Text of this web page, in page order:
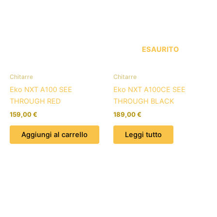
Chitarre
Eko NXT A100 SEE
THROUGH RED
159,00€
Aggiungi al carrello
ESAURITO
Chitarre
Eko NXT A100CE SEE
THROUGH BLACK
189,00€
Leggi tutto